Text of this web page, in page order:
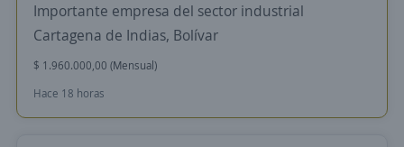
Importante empresa del sector industrial
Cartagena de Indias, Bolívar
$ 1.960.000,00 (Mensual)
Hace 18 horas